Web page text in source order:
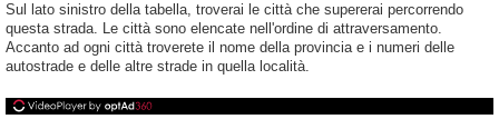
Sul lato sinistro della tabella, troverai le città che supererai percorrendo
questa strada. Le città sono elencate nell'ordine di attraversamento.
Accanto ad ogni città troverete il nome della provincia e i numeri delle
autostrade e delle altre strade in quella località.